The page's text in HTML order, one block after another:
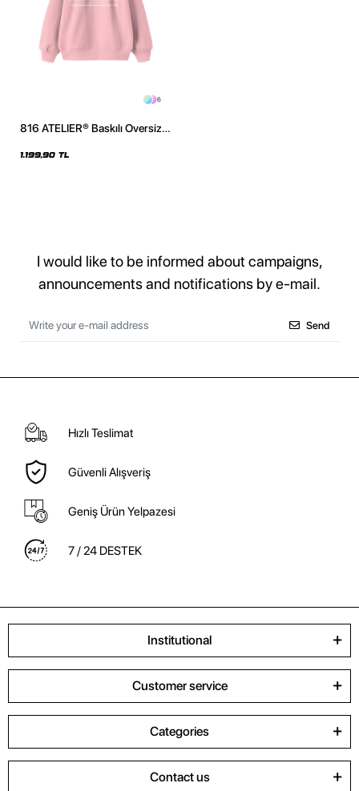
6
816 ATELIER® Baskılı Oversize
1.199,90 TL
I would like to be informed about campaigns,
announcements and notifications by e-mail.
Send
Hızlı Teslimat
Güvenli Alışveriş
Geniş Ürün Yelpazesi
7 / 24 DESTEK
Institutional
Customer service
Categories
Contact us